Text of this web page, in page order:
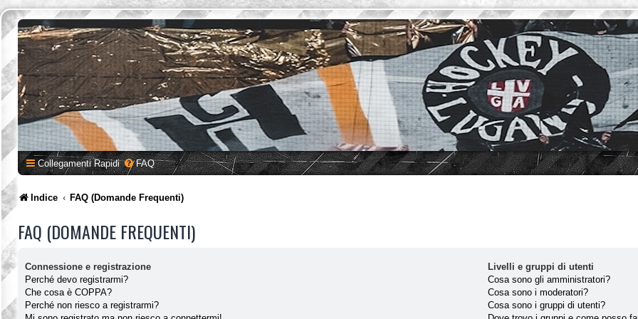
Collegamenti Rapidi FAQ
Indice FAQ (Domande Frequenti)
FAQ (DOMANDE FREQUENTI)
Connessione e registrazione
Perché devo registrarmi?
Che cosa è COPPA?
Perché non riesco a registrarmi?
Livelli e gruppi di utenti
Cosa sono gli amministratori?
Cosa sono i moderatori?
Cosa sono i gruppi di utenti?